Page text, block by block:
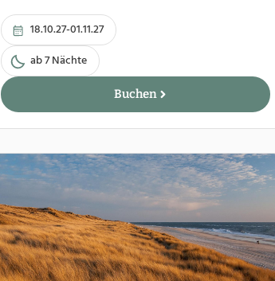
18.10.27-01.11.27
ab 7 Nächte
Buchen